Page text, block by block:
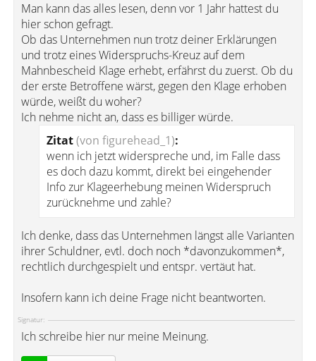
Man kann das alles lesen, denn vor 1 Jahr hattest du
hier schon gefragt.
Ob das Unternehmen nun trotz deiner Erklärungen
und trotz eines Widerspruchs-Kreuz auf dem
Mahnbescheid Klage erhebt, erfährst du zuerst. Ob du
der erste Betroffene wärst, gegen den Klage erhoben
würde, weißt du woher?
Ich nehme nicht an, dass es billiger würde.
Zitat(von figurehead_1):
wenn ich jetzt widerspreche und, im Falle dass
es doch dazu kommt, direkt bei eingehender
Info zur Klageerhebung meinen Widerspruch
zurücknehme und zahle?
Ich denke, dass das Unternehmen längst alle Varianten
ihrer Schuldner, evtl. doch noch *davonzukommen*,
rechtlich durchgespielt und entspr. vertäut hat.
Insofern kann ich deine Frage nicht beantworten.
Signatur:
Ich schreibe hier nur meine Meinung.